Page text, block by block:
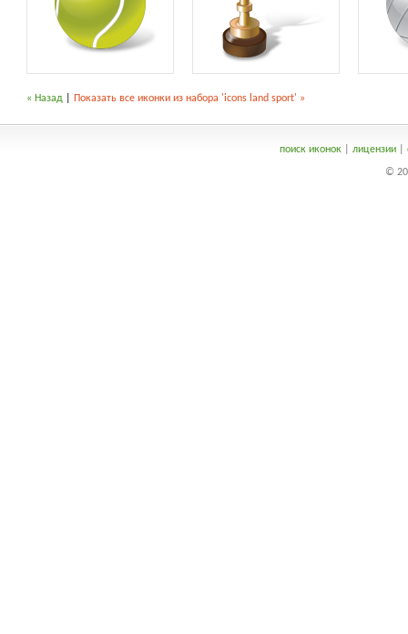
« Назад Показать все иконки из набора 'icons land sport' »
поиск иконок| лицензии|
©